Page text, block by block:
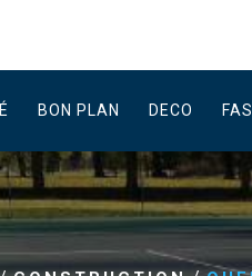
BON PLAN DECO